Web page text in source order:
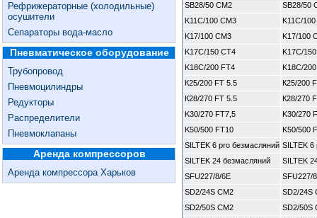
Рефрижераторные (холодильные)
осушители
Сепараторы вода-масло
Пневматическое оборудование
Трубопровод
Пневмоцилиндры
Редукторы
Распределители
Пневмоклапаны
Аренда компрессоров
Аренда компрессора Харьков
SB28/50 CM2
SB28/50
K11C/100 CM3
K11C/
K17/100 CM3
K17/100
K17C/150 CT4
K17C/
K18C/200 FT4
K18C/
К25/200 FT 5.5
К25/200
К28/270 FT 5.5
К28/270
K30/270 FT7,5
K30/270
K50/500 FT10
K50/500
SILTEK 6 pro безмасляний SILTEK 6
SILTEK 24 безмасляний
SILTEK
SFU227/8/6E
SFU227/
SD2/24S CM2
SD2/24S
SD2/50S CM2
SD2/50S